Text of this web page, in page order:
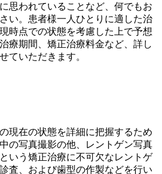
思われていることなど、何でもお
い。患者様一人ひとりに適した治
時点での状態を考慮した上で予想
療期間、矯正治療料金など、詳し
ていただきます。
現在の状態を詳細に把握するため
の写真撮影の他、レントゲン写真
いう矯正治療に不可欠なレントゲ
査、および歯型の作製などを行い